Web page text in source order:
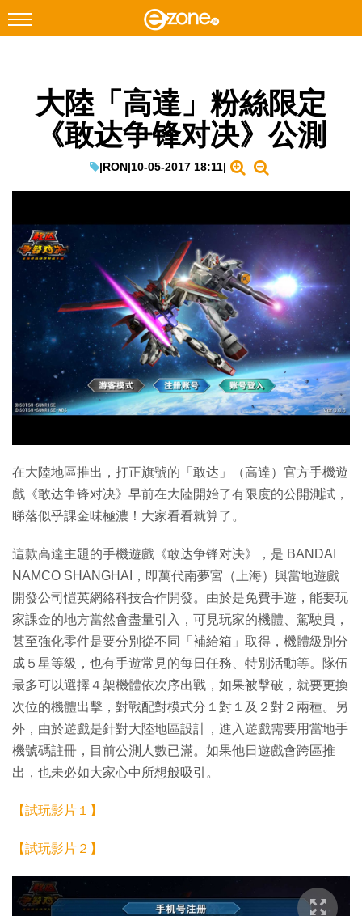
Facebook Instagram
科技焦點
遊戲動漫
教學評測
EduTech
IT Times
生成式AI與雲端應用
Enterprise Digital Transformation
大陸「高達」粉絲限定
《敢达争锋对决》公測
|RON|10-05-2017 18:11|
在大陸地區推出，打正旗號的「敢达」（高達）官方手機遊
戲《敢达争锋对决》早前在大陸開始了有限度的公開測試，
睇落似乎課金味極濃！大家看看就算了。
這款高達主題的手機遊戲《敢达争锋对决》，是 BANDAI
NAMCO SHANGHAI，即萬代南夢宮（上海）與當地遊戲
開發公司愷英網絡科技合作開發。由於是免費手遊，能要玩
家課金的地方當然會盡量引入，可見玩家的機體、駕駛員，
甚至強化零件是要分別從不同「補給箱」取得，機體級別分
成５星等級，也有手遊常見的每日任務、特別活動等。隊伍
最多可以選擇４架機體依次序出戰，如果被擊破，就要更換
次位的機體出擊，對戰配對模式分１對１及２對２兩種。另
外，由於遊戲是針對大陸地區設計，進入遊戲需要用當地手
機號碼註冊，目前公測人數已滿。如果他日遊戲會跨區推
出，也未必如大家心中所想般吸引。
【試玩影片１】
【試玩影片２】